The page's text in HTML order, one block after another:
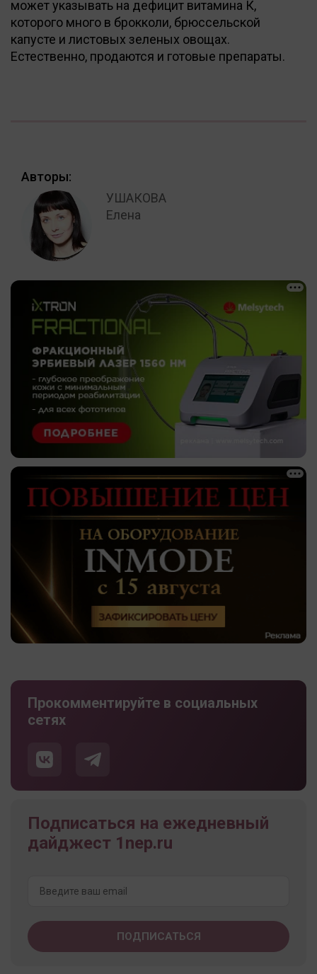
может указывать на дефицит витамина К,
которого много в брокколи, брюссельской
капусте и листовых зеленых овощах.
Естественно, продаются и готовые препараты.
Авторы:
УШАКОВА
Елена
Прокомментируйте в социальных
сетях
Подписаться на ежедневный
дайджест 1nep.ru